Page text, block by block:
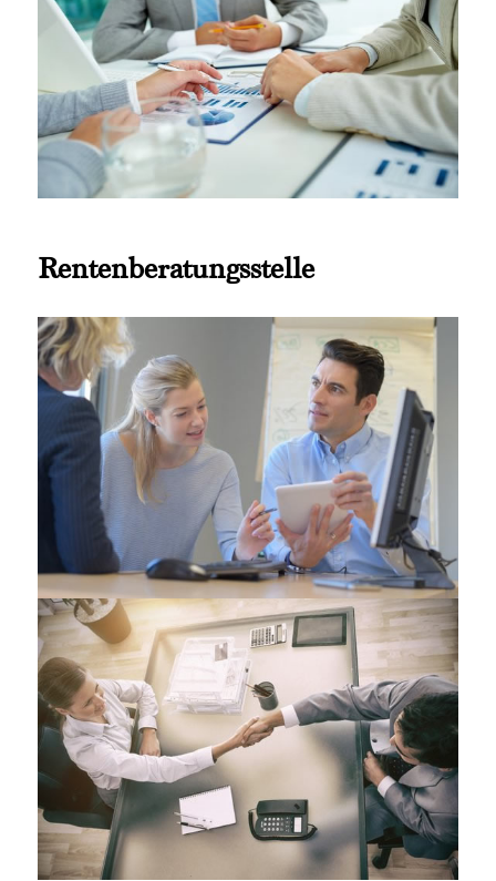
Rentenberatungsstelle